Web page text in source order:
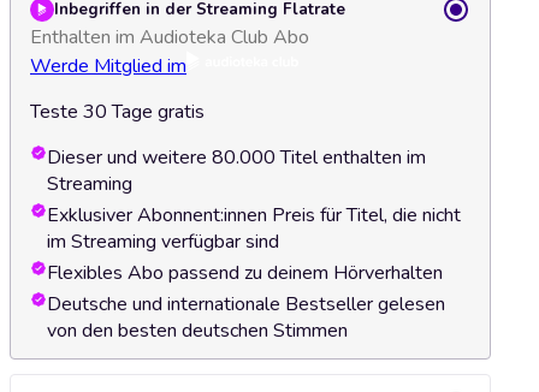
Inbegriffen in der Streaming Flatrate
Enthalten im Audioteka Club Abo
Werde Mitglied im
Teste 30 Tage gratis
Dieser und weitere 80.000 Titel enthalten im
Streaming
Exklusiver Abonnent:innen Preis für Titel, die nicht
im Streaming verfügbar sind
Flexibles Abo passend zu deinem Hörverhalten
Deutsche und internationale Bestseller gelesen
von den besten deutschen Stimmen